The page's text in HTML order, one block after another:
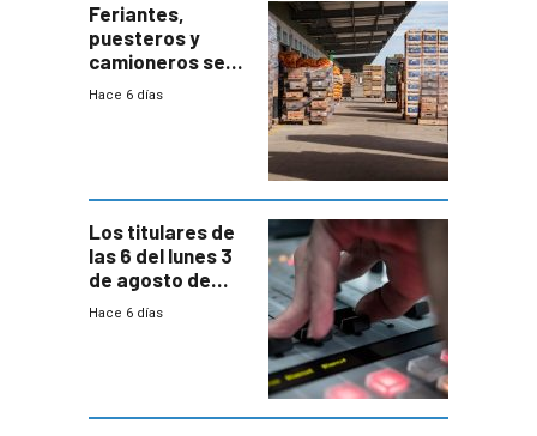
Feriantes,
puesteros y
camioneros se
movilizaron en
Hace 6 días
Los titulares de
las 6 del lunes 3
de agosto de
2026
Hace 6 días